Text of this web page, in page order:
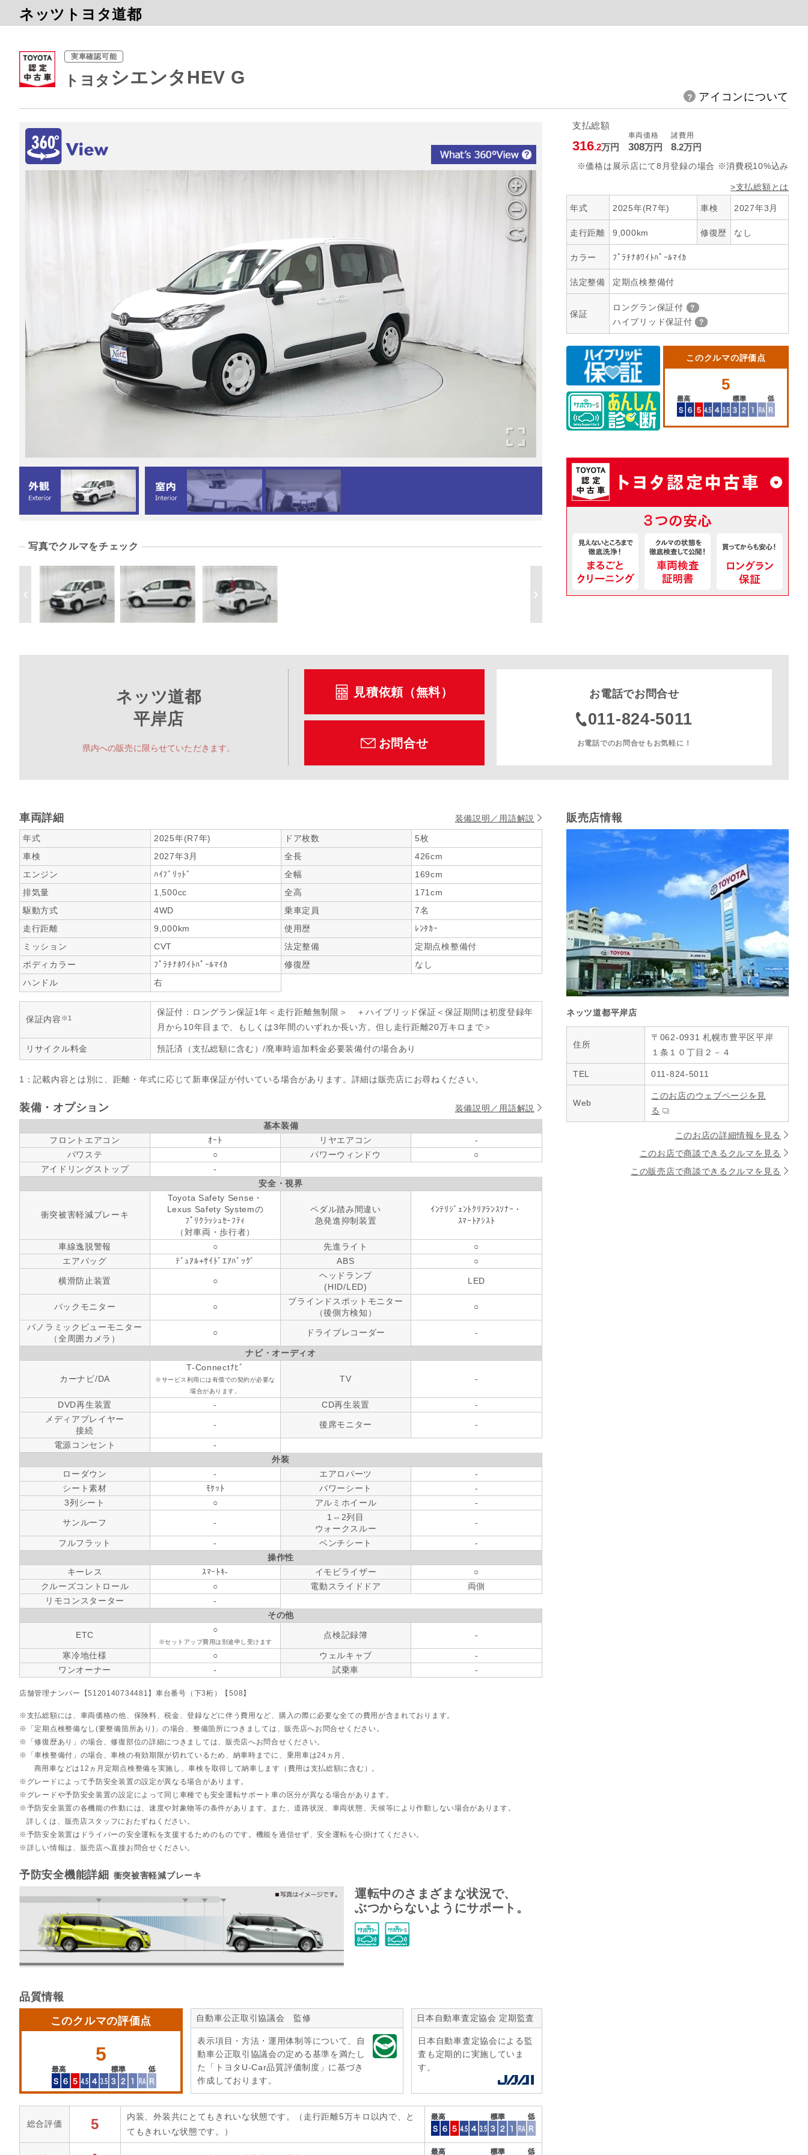
ネッツトヨタ道都
実車確認可能
トヨタ シエンタHEV G
写真でクルマをチェック
アイコンについて
支払総額
316.2万円
車両価格
308万円
諸費用
8.2万円
※価格は展示店にて8月登録の場合 ※消費税10%込み
>支払総額とは
年式 2025年(R7年) 車検 2027年3月
走行距離 9,000km 修復歴 なし
カラー ﾌﾟﾗﾁﾅﾎﾜｲﾄﾊﾟｰﾙﾏｲｶ
法定整備 定期点検整備付
保証
ロングラン保証付
ハイブリッド保証付
このクルマの評価点
5
ネッツ道都
平岸店
県内への販売に限らせていただきます。
見積依頼（無料）
お問合せ
お電話でお問合せ
011-824-5011
お電話でのお問合せもお気軽に！
車両詳細 装備説明／用語解説
年式 2025年(R7年) ドア枚数
5枚
車検
2027年3月 全長
426cm
エンジン
ﾊｲﾌﾞﾘｯﾄﾞ 全幅
169cm
排気量
1,500cc 全高
171cm
駆動方式
4WD 乗車定員
7名
走行距離
9,000km 使用歴
ﾚﾝﾀｶｰ
ミッション
CVT 法定整備
定期点検整備付
ボディカラー
ﾌﾟﾗﾁﾅﾎﾜｲﾄﾊﾟｰﾙﾏｲｶ 修復歴
なし
ハンドル
右
保証内容 ※1
保証付：ロングラン保証1年＜走行距離無制限＞ ＋ハイブリッド保証＜保証期間は初度登録年
月から10年目まで、もしくは3年間のいずれか長い方。但し走行距離20万キロまで＞
リサイクル料金 預託済（支払総額に含む）/廃車時追加料金必要装備付の場合あり
1：記載内容とは別に、距離・年式に応じて新車保証が付いている場合があります。詳細は販売店にお尋ねください。
装備・オプション
装備説明／用語解説
基本装備
フロントエアコン
ｵｰﾄ リヤエアコン
-
パワステ
○ パワーウィンドウ
○
アイドリングストップ
-
安全・視界
衝突被害軽減ブレーキ
Toyota Safety Sense・
Lexus Safety Systemの
ﾌﾟﾘｸﾗｯｼｭｾｰﾌﾃｨ
（対車両・歩行者）
ペダル踏み間違い
急発進抑制装置
ｲﾝﾃﾘｼﾞｪﾝﾄｸﾘｱﾗﾝｽｿﾅｰ・
ｽﾏｰﾄｱｼｽﾄ
車線逸脱警報 ○ 先進ライト
○
エアバッグ
ﾃﾞｭｱﾙ+ｻｲﾄﾞｴｱﾊﾞｯｸﾞ ABS ○
横滑防止装置 ○
ヘッドランプ
(HID/LED)
LED
バックモニター ○
ブラインドスポットモニター
（後側方検知）
○
パノラミックビューモニター
（全周囲カメラ）
○ ドライブレコーダー -
ナビ・オーディオ
カーナビ/DA
T-Connectﾅﾋﾞ
※サービス利用には有償での契約が必要な
場合があります。
TV -
DVD再生装置 - CD再生装置
-
メディアプレイヤー
接続
- 後席モニター -
電源コンセント
-
外装
ローダウン
- エアロパーツ
-
シート素材
ﾓｹｯﾄ パワーシート
-
3列シート
○ アルミホイール -
サンルーフ -
1⇔2列目
ウォークスルー
-
フルフラット - ベンチシート
-
操作性
キーレス
ｽﾏｰﾄｷ- イモビライザー
○
クルーズコントロール
○ 電動スライドドア
両側
リモコンスターター
-
その他
ETC
○
※セットアップ費用は別途申し受けます
点検記録簿 -
寒冷地仕様 ○ ウェルキャブ
-
ワンオーナー
- 試乗車 -
店舗管理ナンバー【5120140734481】車台番号（下3桁）【508】
支払総額には、車両価格の他、保険料、税金、登録などに伴う費用など、購入の際に必要な全ての費用が含まれております。
「定期点検整備なし(要整備箇所あり)」の場合、整備箇所につきましては、販売店へお問合せください。
「修復歴あり」の場合、修復部位の詳細につきましては、販売店へお問合せください。
「車検整備付」の場合、車検の有効期限が切れているため、納車時までに、乗用車は24ヵ月、
商用車などは12ヵ月定期点検整備を実施し、車検を取得して納車します（費用は支払総額に含む）。
グレードによって予防安全装置の設定が異なる場合があります。
グレードや予防安全装置の設定によって同じ車種でも安全運転サポート車の区分が異なる場合があります。
予防安全装置の各機能の作動には、速度や対象物等の条件があります。また、道路状況、車両状態、天候等により作動しない場合があります。
詳しくは、販売店スタッフにおたずねください。
予防安全装置はドライバーの安全運転を支援するためのものです。機能を過信せず、安全運転を心掛けてください。
詳しい情報は、販売店へ直接お問合せください。
予防安全機能詳細 衝突被害軽減ブレーキ
運転中のさまざまな状況で、
ぶつからないようにサポート。
品質情報
このクルマの評価点
5
自動車公正取引協議会 監修
表示項目・方法・運用体制等について、自
動車公正取引協議会の定める基準を満たし
た「トヨタU-Car品質評価制度」に基づき
作成しております。
日本自動車査定協会 定期監査
日本自動車査定協会による監
査も定期的に実施していま
す。
総合評価 5
内装、外装共にとてもきれいな状態です。（走行距離5万キロ以内で、と
てもきれいな状態です。）
販売店情報
ネッツ道都平岸店
住所
〒062-0931 札幌市豊平区平岸
１条１０丁目２－４
TEL 011-824-5011
Web
このお店のウェブページを見
る
このお店の詳細情報を見る
このお店で商談できるクルマを見る
この販売店で商談できるクルマを見る